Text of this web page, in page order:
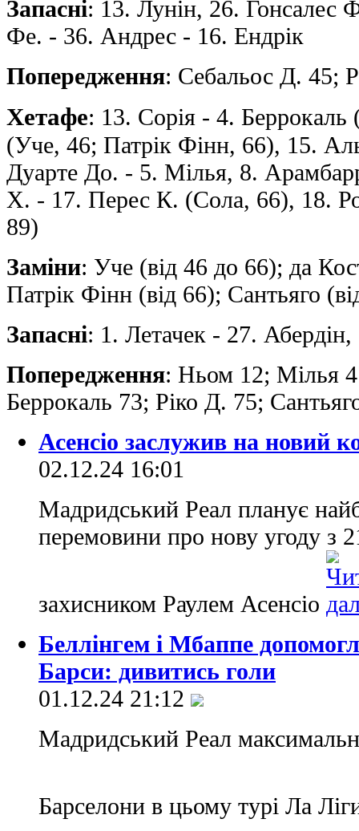
Запасні: 13. Лунін, 26. Гонсалес
Фе. - 36. Андрес - 16. Ендрік
Попередження: Себальос Д. 45;
Хетафе: 13. Сорія - 4.
(Уче, 46; Патрік Фінн, 66), 15.
Дуарте До. - 5. Мілья, 8.
Х. - 17. Перес К. (Сола, 66), 18.
89)
Заміни: Уче (від 46 до 66); да
Патрік Фінн (від 66); Сантьяго
Запасні: 1. Летачек - 27.
Попередження: Ньом 12; Мілья
Беррокаль 73; Ріко Д. 75;
Асенсіо заслужив на новий
02.12.24 16:01
Мадридський Реал планує
перемовини про нову угоду з
захисником Раулем Асенсіо
Беллінгем і Мбаппе
Барси: дивитись голи
01.12.24 21:12
Мадридський Реал
Барселони в цьому турі Ла